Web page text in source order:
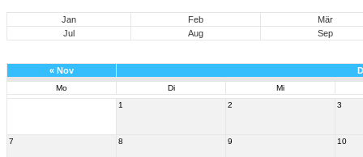
Jan Feb
Mär
Jul
Aug Sep
« Nov
Mo Di
Mi
1
2 3
7 8 9 10